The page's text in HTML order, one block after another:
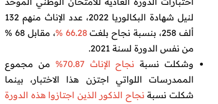
لنيل شهادة البكالوريا 2022، عدد الإناث منهم 132
ألف 258، بنسبة نجاح بلغت
66.28 %
، مقابل 68 %
من نفس الدورة لسنة 2021.​
وشكلت نسبةنجاح الإناث 70.87%
من مجموع
الممدرسات اللواتي اجتزن هذا الاختبار، بينما
شكلت نسبةنجاح الذكور الذين اجتازوا هذه الدورة